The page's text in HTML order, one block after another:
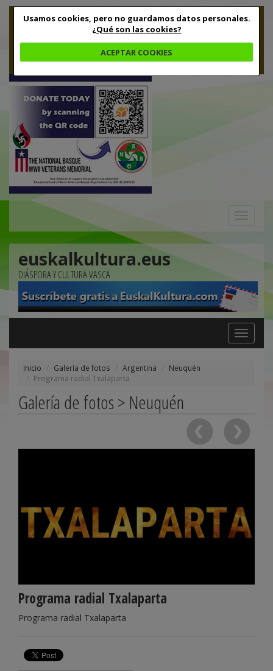
Usamos cookies, pero no guardamos datos personales.
¿Qué son las cookies?
ACEPTAR COOKIES
euskalkultura.eus
DIÁSPORA Y CULTURA VASCA
Toggle
navigation
Inicio Galería de fotos Argentina
Neuquén
Programa radial Txalaparta
Galería de fotos > Neuquén
Programa radial Txalaparta
Programa radial Txalaparta